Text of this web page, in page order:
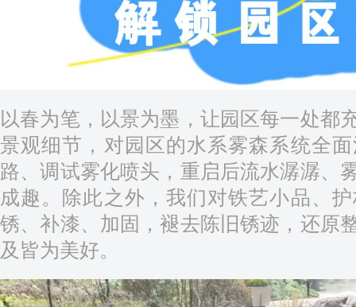
以春为笔，以景为墨，让园区每一处都
景观细节，对园区的水系雾森系统全
路、调试雾化喷头，重启后流水潺潺、
成趣。除此之外，我们对铁艺小品、
锈、补漆、加固，褪去陈旧锈迹，还原
及皆为美好。